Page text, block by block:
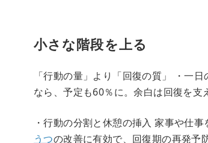
小さな階段を上る
「行動の量」より「回復の質」 ・一
なら、予定も60％に。余白は回復を支
・行動の分割と休憩の挿入 家事や仕
うつの改善に有効で、回復期の再発予